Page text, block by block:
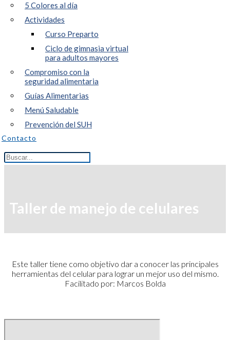
5 Colores al día
Actividades
Curso Preparto
Ciclo de gimnasia virtual
para adultos mayores
Compromiso con la
seguridad alimentaria
Guías Alimentarias
Menú Saludable
Prevención del SUH
Contacto
Taller de manejo de celulares
Este taller tiene como objetivo dar a conocer las principales
herramientas del celular para lograr un mejor uso del mismo.
Facilitado por: Marcos Bolda